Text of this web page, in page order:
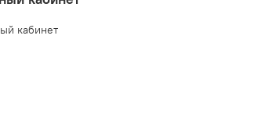
кабинет